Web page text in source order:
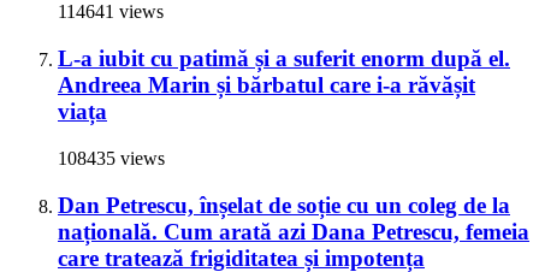
114641 views
L-a iubit cu patimă și a suferit enorm după el.
Andreea Marin și bărbatul care i-a răvășit
viața
108435 views
Dan Petrescu, înșelat de soție cu un coleg de la
națională. Cum arată azi Dana Petrescu, femeia
care tratează frigiditatea și impotența